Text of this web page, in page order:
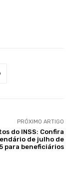
PRÓXIMO ARTIGO
do INSS: Confira
de julho de
para beneficiários